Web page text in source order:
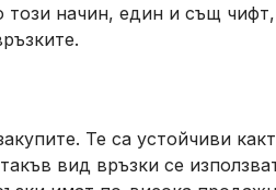
този начин, един и същ
Те са устойчиви
вид връзки се